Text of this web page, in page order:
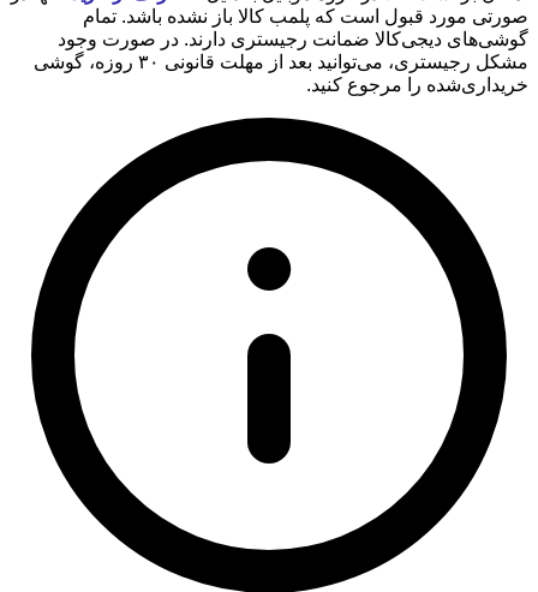
صورتی مورد قبول است که پلمب کالا باز نشده باشد. تمام
گوشی‌های دیجی‌کالا ضمانت رجیستری دارند. در صورت وجود
مشکل رجیستری، می‌توانید بعد از مهلت قانونی ۳۰ روزه، گوشی
خریداری‌شده را مرجوع کنید.